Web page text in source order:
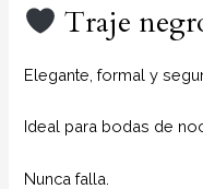
Traje
Elegante, formal y
Ideal para bodas de
Nunca falla.